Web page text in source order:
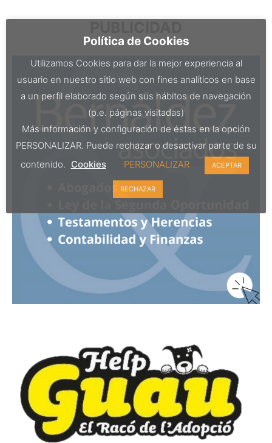
Política de Cookies
Utilizamos Cookies para dar la mejor experiencia al
usuario en nuestro sitio web con fines analíticos en base
a un perfil elaborado según sus hábitos de navegación
(p.e. páginas visitadas)
Más información y configuración de éstas en la opción
PERSONALIZAR. Puede rechazar o desactivar parte de su
contenido. Cookies PERSONALIZAR ACEPTAR
RECHAZAR